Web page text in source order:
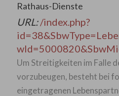
Rathaus-Dienste
URL:/index.php?
Um Streitigkeiten im Falle
vorzubeugen, besteht bei
eingetragenen